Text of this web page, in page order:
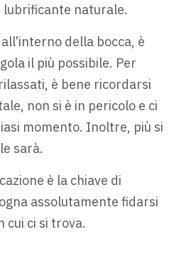
lubrificante naturale.
della bocca, è
il più possibile. Per
è bene ricordarsi
non si è in pericolo e ci
momento. Inoltre, più si
sarà.
è la chiave di
assolutamente fidarsi
ci si trova.